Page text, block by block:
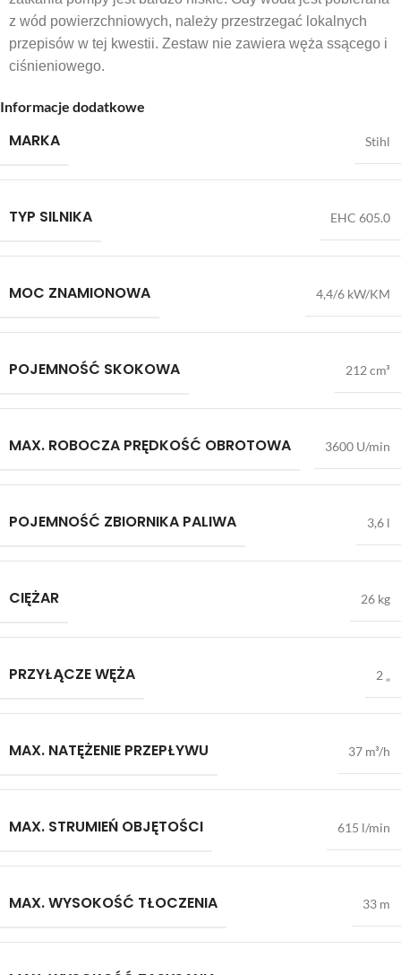
z wód powierzchniowych, należy przestrzegać lokalnych
przepisów w tej kwestii. Zestaw nie zawiera węża ssącego i
ciśnieniowego.
Informacje dodatkowe
MARKA Stihl
TYP SILNIKA EHC 605.0
MOC ZNAMIONOWA 4,4/6 kW/KM
POJEMNOŚĆ SKOKOWA 212 cm³
MAX. ROBOCZA PRĘDKOŚĆ OBROTOWA 3600 U/min
POJEMNOŚĆ ZBIORNIKA PALIWA 3,6 l
CIĘŻAR 26 kg
PRZYŁĄCZE WĘŻA 2 „
MAX. NATĘŻENIE PRZEPŁYWU 37 m³/h
MAX. STRUMIEŃ OBJĘTOŚCI 615 l/min
MAX. WYSOKOŚĆ TŁOCZENIA 33 m